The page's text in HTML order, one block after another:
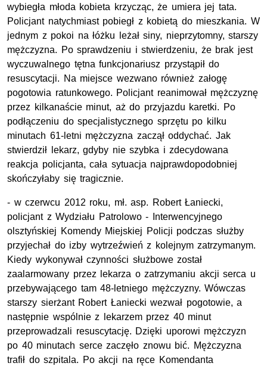
wybiegła młoda kobieta krzycząc, że umiera jej tata.
Policjant natychmiast pobiegł z kobietą do mieszkania. W
jednym z pokoi na łóżku leżał siny, nieprzytomny, starszy
mężczyzna. Po sprawdzeniu i stwierdzeniu, że brak jest
wyczuwalnego tętna funkcjonariusz przystąpił do
resuscytacji. Na miejsce wezwano również załogę
pogotowia ratunkowego. Policjant reanimował mężczyznę
przez kilkanaście minut, aż do przyjazdu karetki. Po
podłączeniu do specjalistycznego sprzętu po kilku
minutach 61-letni mężczyzna zaczął oddychać. Jak
stwierdził lekarz, gdyby nie szybka i zdecydowana
reakcja policjanta, cała sytuacja najprawdopodobniej
skończyłaby się tragicznie.
- w czerwcu 2012 roku, mł. asp. Robert Łaniecki,
policjant z Wydziału Patrolowo - Interwencyjnego
olsztyńskiej Komendy Miejskiej Policji podczas służby
przyjechał do izby wytrzeźwień z kolejnym zatrzymanym.
Kiedy wykonywał czynności służbowe został
zaalarmowany przez lekarza o zatrzymaniu akcji serca u
przebywającego tam 48-letniego mężczyzny. Wówczas
starszy sierżant Robert Łaniecki wezwał pogotowie, a
następnie wspólnie z lekarzem przez 40 minut
przeprowadzali resuscytację. Dzięki uporowi mężczyzn
po 40 minutach serce zaczęło znowu bić. Mężczyzna
trafił do szpitala. Po akcji na ręce Komendanta